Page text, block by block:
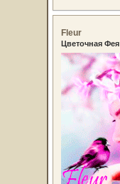
Fleur
Цветочная Фея